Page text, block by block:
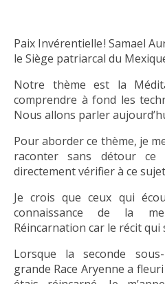
Paix Invérentielle ! Samael
le Siège patriarcal du
Notre thème est la
comprendre à fond les
Nous allons parler
Pour aborder ce thème, je
raconter sans détour ce
directement vérifier à ce
Je crois que ceux qui
connaissance de la
Réincarnation car le récit
Lorsque la seconde
grande Race Aryenne a fleuri